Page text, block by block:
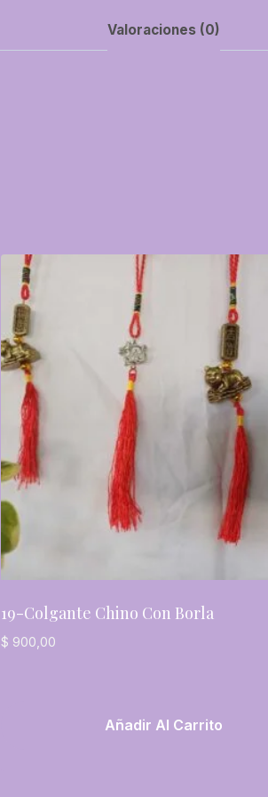
Valoraciones (0)
19-Colgante Chino Con Borla
$ 900,00
Añadir Al Carrito